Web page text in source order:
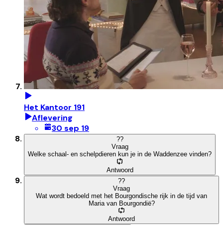
Het Kantoor 191
Aflevering
30 sep 19
??
Vraag
Welke schaal- en schelpdieren kun je in de Waddenzee vinden?
Antwoord
??
Vraag
Wat wordt bedoeld met het Bourgondische rijk in de tijd van
Maria van Bourgondië?
Antwoord